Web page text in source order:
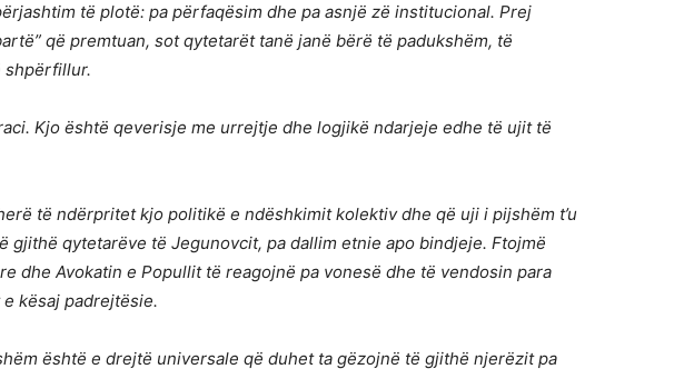
të plotë: pa përfaqësim dhe pa asnjë zë institucional. Prej
që premtuan, sot qytetarët tanë janë bërë të padukshëm, të
shpërfillur.
Kjo është qeverisje me urrejtje dhe logjikë ndarjeje edhe të ujit të
të ndërpritet kjo politikë e ndëshkimit kolektiv dhe që uji i pijshëm t’u
gjithë qytetarëve të Jegunovcit, pa dallim etnie apo bindjeje. Ftojmë
dhe Avokatin e Popullit të reagojnë pa vonesë dhe të vendosin para
kësaj padrejtësie.
është e drejtë universale që duhet ta gëzojnë të gjithë njerëzit pa